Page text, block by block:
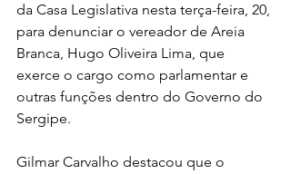
da Casa Legislativa nesta terça-feira, 20,
para denunciar o vereador de Areia
Branca, Hugo Oliveira Lima, que
exerce o cargo como parlamentar e
outras funções dentro do Governo do
Sergipe.
Gilmar Carvalho destacou que o